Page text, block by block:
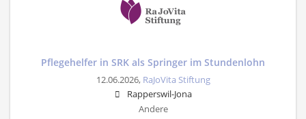
Pflegehelfer in SRK als Springer im Stundenlohn
12.06.2026, RaJoVita Stiftung
Rapperswil-Jona
Andere